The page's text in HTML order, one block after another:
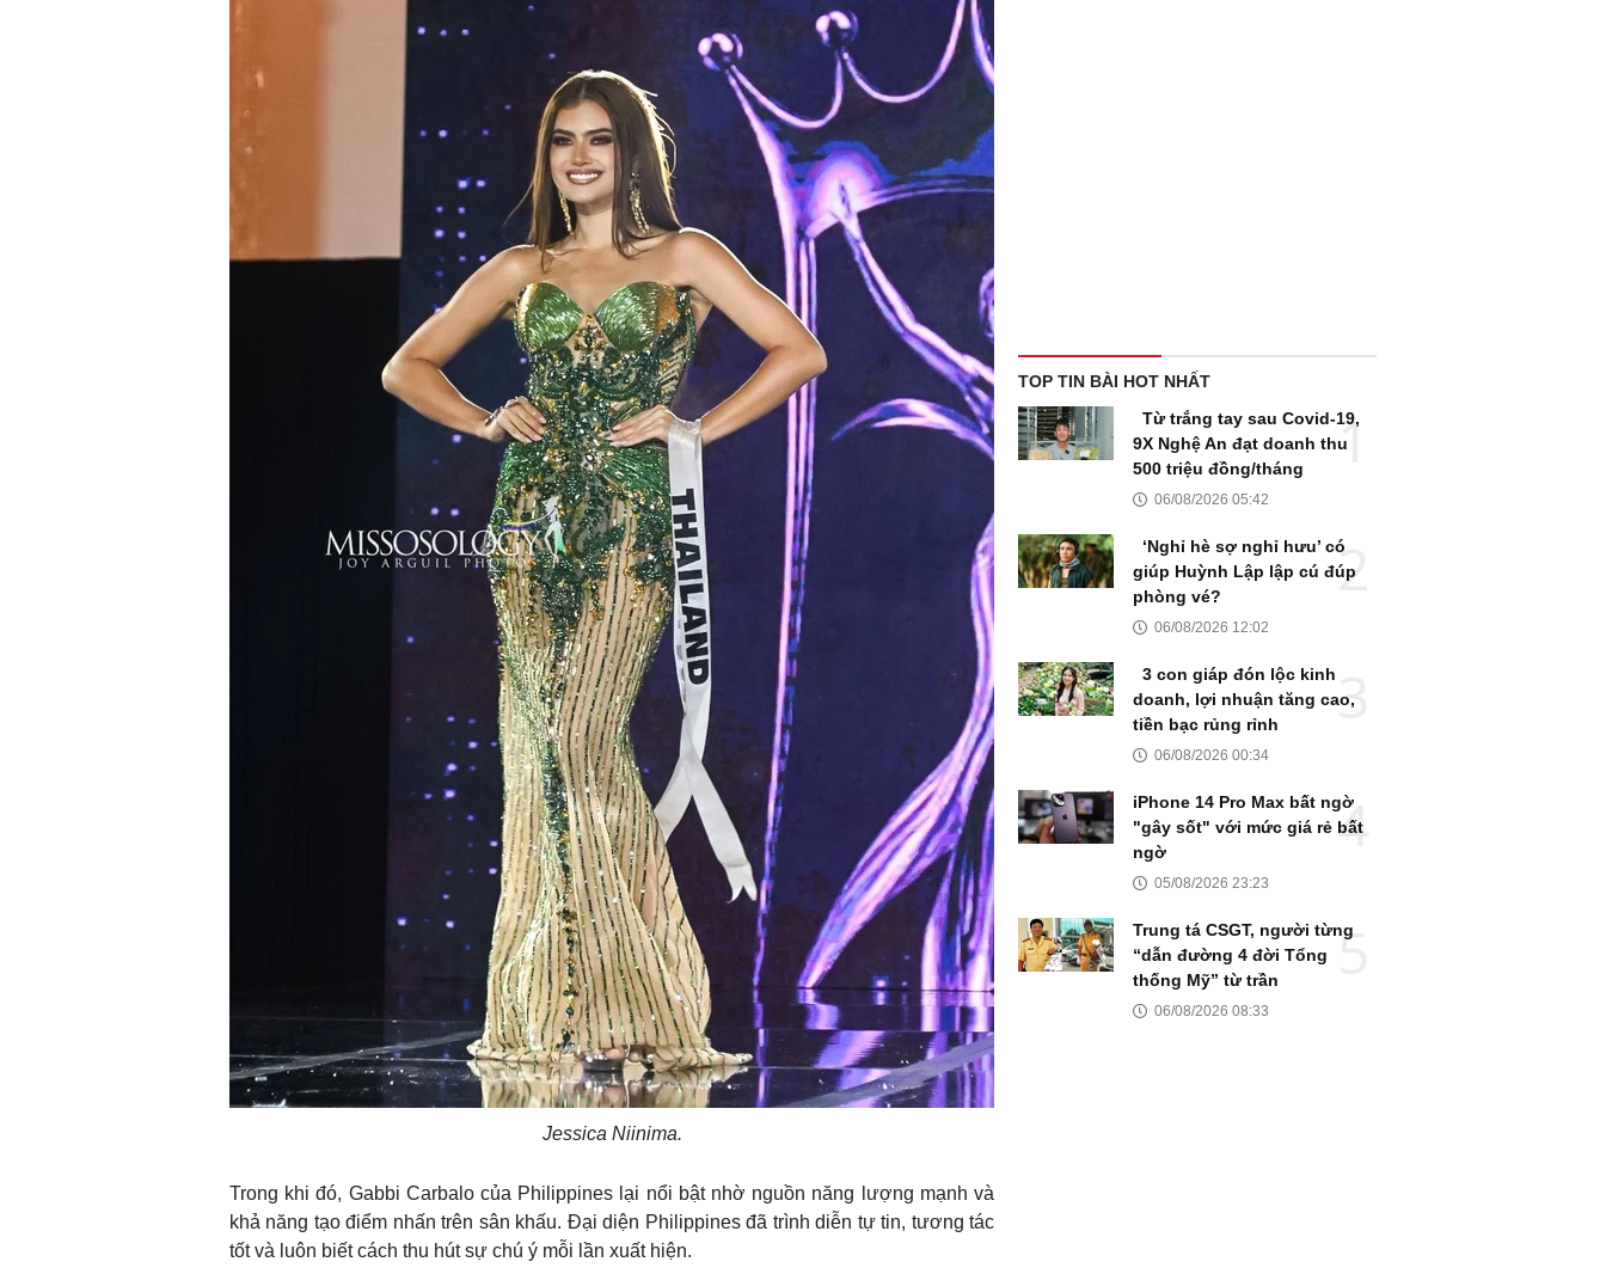
Jessica Niinima.
Trong khi đó, Gabbi Carbalo của Philippines lại nổi bật nhờ nguồn năng lượng mạnh và
khả năng tạo điểm nhấn trên sân khấu. Đại diện Philippines đã trình diễn tự tin, tương tác
tốt và luôn biết cách thu hút sự chú ý mỗi lần xuất hiện.
TOP TIN BÀI HOT NHẤT
Từ trắng tay sau Covid-19,
9X Nghệ An đạt doanh thu
500 triệu đồng/tháng
06/08/2026 05:42
‘Nghỉ hè sợ nghỉ hưu’ có
giúp Huỳnh Lập lập cú đúp
phòng vé?
06/08/2026 12:02
3 con giáp đón lộc kinh
doanh, lợi nhuận tăng cao,
tiền bạc rủng rỉnh
06/08/2026 00:34
iPhone 14 Pro Max bất ngờ
"gây sốt" với mức giá rẻ bất
ngờ
05/08/2026 23:23
Trung tá CSGT, người từng
“dẫn đường 4 đời Tổng
thống Mỹ” từ trần
06/08/2026 08:33